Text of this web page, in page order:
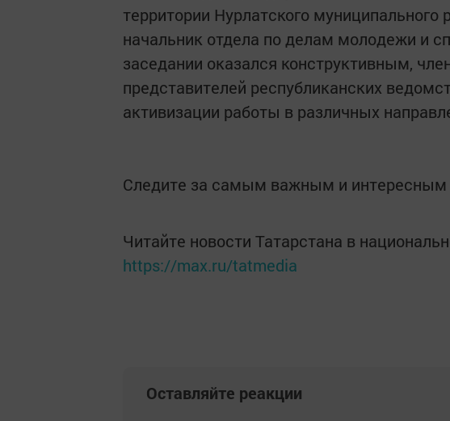
территории Нурлатского
начальник отдела по делам молодежи и
заседании оказался конструктивным,
представителей республиканских
активизации работы в различных
Следите за самым важным и интересным
Читайте новости Татарстана в
https://max.ru/tatmedia
Оставляйте реакции